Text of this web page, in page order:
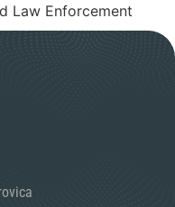
Law Enforcement